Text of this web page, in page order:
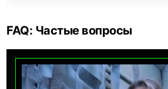
FAQ: Частые вопросы